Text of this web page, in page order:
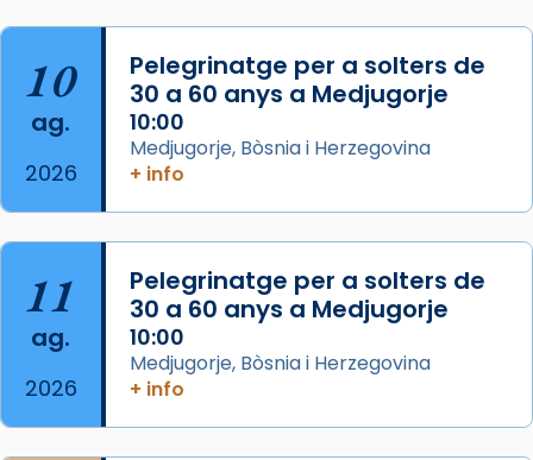
Aquest dilluns, 27 de juliol, ha tingut lloc la
missa d’acció de gràcies en agraïment al
comitè organitzador de la visita apostòlica
del Sant Pare Lleó XIV a Barcelona, i als
col·laboradors, a la Catedral de Barcelona.
L’arquebisbe de Barcelona, el cardenal Joan
Josep Omella, ha presidit la missa i l’ha
concelebrat el bisbe auxiliar de Barcelona,
Mons. David Abadías.
📸 Dr. G. Simón
Photo
View on Facebook · Share
10
ag.
2026
Pelegrinatge per a solters de
30 a 60 anys a Medjugorje
10:00
Medjugorje, Bòsnia i Herzegovina
+ info
11
ag.
2026
Pelegrinatge per a solters de
30 a 60 anys a Medjugorje
10:00
Medjugorje, Bòsnia i Herzegovina
+ info